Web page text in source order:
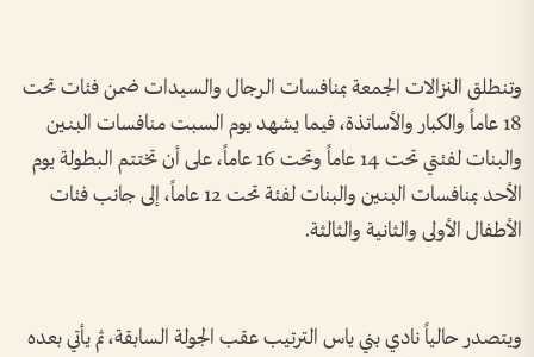
وتنطلق النزالات الجمعة بمنافسات الرجال والسيدات ضمن فئات تحت
18 عاماً والكبار والأساتذة، فيما يشهد يوم السبت منافسات البنين
والبنات لفئتي تحت 14 عاماً وتحت 16 عاماً، على أن تختتم البطولة يوم
الأحد بمنافسات البنين والبنات لفئة تحت 12 عاماً، إلى جانب فئات
الأطفال الأولى والثانية والثالثة.
ويتصدر حالياً نادي بني ياس الترتيب عقب الجولة السابقة، ثم يأتي بعده